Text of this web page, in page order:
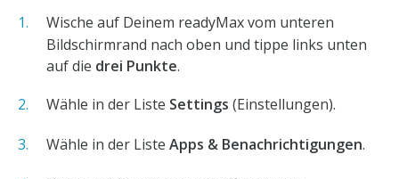
Wische auf Deinem readyMax vom unteren
Bildschirmrand nach oben und tippe links unten
auf die drei Punkte.
Wähle in der Liste Settings (Einstellungen).
Wähle in der Liste Apps & Benachrichtigungen.